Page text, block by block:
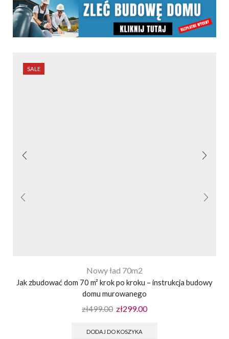
SALE
Nowy ład 70m2
Jak zbudować dom 70 m² krok po kroku – instrukcja budowy
domu murowanego
zł499.00 zł299.00
DODAJ DO KOSZYKA